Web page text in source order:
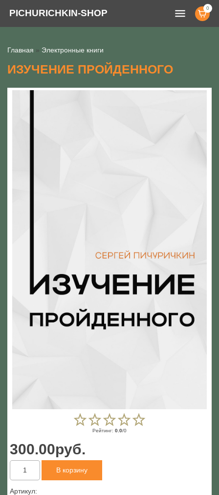
PICHURICHKIN-SHOP menu 0
Главная » Электронные книги
ИЗУЧЕНИЕ ПРОЙДЕННОГО
Рейтинг: 0.0/0
300.00руб.
Артикул: